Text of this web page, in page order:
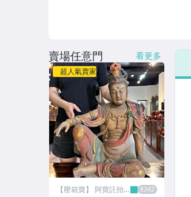
美食與地方特產
賣場任意門 看更多
超人氣賣家
【壓箱寶】 阿寶託拍